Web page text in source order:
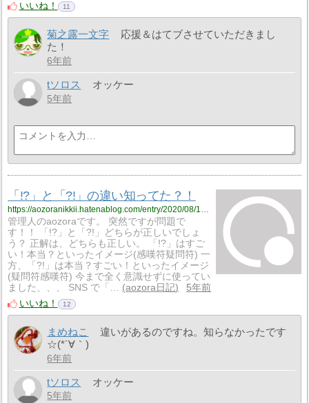
いいね！
11
菊之露一文字
応援＆はてブさせていただきまし
た！
6年前
tソロス オッケー
5年前
「!?」と「?!」の違い知ってた？！
https://aozoranikkii.hatenablog.com/entry/2020/08/16/203746
管理人のaozoraです。 突然ですが問題で
す！！ 「!?」と「?!」どちらが正しいでしょ
う？ 正解は、どちらも正しい。 「!?」はすご
い！本当？といったイメージ(感嘆符疑問符) 一
方、「?!」は本当？すごい！といったイメージ
(疑問符感嘆符) 今まで全く意識せずに使ってい
ました、、、 SNS で「…
aozora日記
5年前
いいね！
12
まめねこ
違いがあるのですね。知らなかったです
☆(*´∀｀)
6年前
tソロス オッケー
5年前